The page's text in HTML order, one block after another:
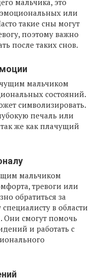
мальчика, это
или
такие сны могут
поэтому важно
после таких снов.
мальчиком
состояний.
символизировать.
печаль или
же как плачущий
мальчиком
тревоги или
обратиться за
в области
Они смогут помочь
и работать с